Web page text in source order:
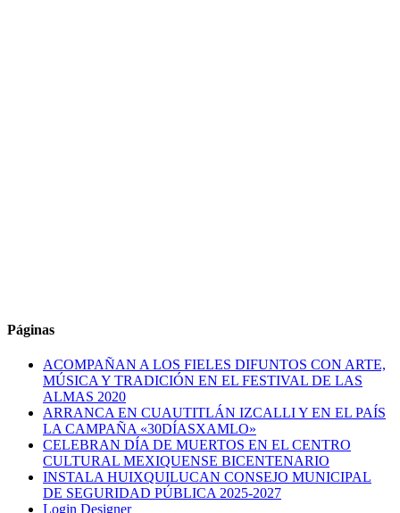
Páginas
ACOMPAÑAN A LOS FIELES DIFUNTOS CON ARTE,
MÚSICA Y TRADICIÓN EN EL FESTIVAL DE LAS
ALMAS 2020
ARRANCA EN CUAUTITLÁN IZCALLI Y EN EL PAÍS
LA CAMPAÑA «30DÍASXAMLO»
CELEBRAN DÍA DE MUERTOS EN EL CENTRO
CULTURAL MEXIQUENSE BICENTENARIO
INSTALA HUIXQUILUCAN CONSEJO MUNICIPAL
DE SEGURIDAD PÚBLICA 2025-2027
Login Designer